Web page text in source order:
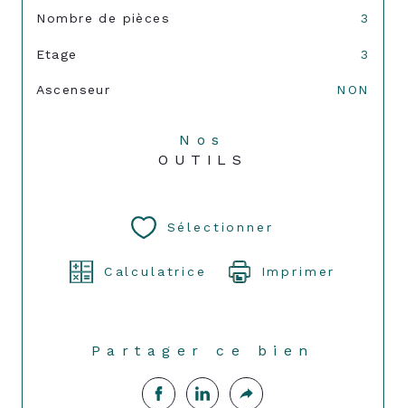
Nombre de pièces 3
Etage 3
Ascenseur NON
Nos
OUTILS
Sélectionner
Calculatrice Imprimer
Partager ce bien